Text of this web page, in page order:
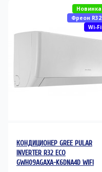
Новинка
Фреон R32
Wi-Fi
КОНДИЦИОНЕР GREE PULAR
INVERTER R32 ECO
GWH09AGAXA-K6DNA4D WIFI